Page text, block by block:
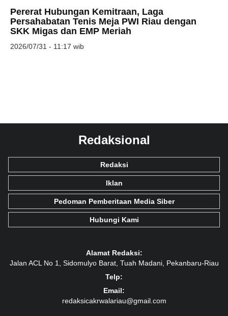
Pererat Hubungan Kemitraan, Laga
Persahabatan Tenis Meja PWI Riau dengan
SKK Migas dan EMP Meriah
2026/07/31 - 11:17 wib
Redaksional
Redaksi
Iklan
Pedoman Pemberitaan Media Siber
Hubungi Kami
Alamat Redaksi:
Jalan ACL No 1, Sidomulyo Barat, Tuah Madani, Pekanbaru-Riau
Telp:
Email:
redaksicakrwalariau@gmail.com